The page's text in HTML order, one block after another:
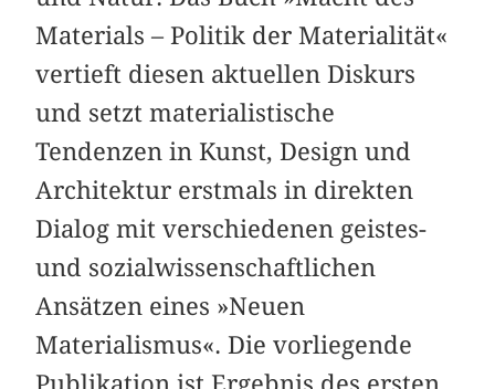
Materials – Politik der Materialität«
vertieft diesen aktuellen Diskurs
und setzt materialistische
Tendenzen in Kunst, Design und
Architektur erstmals in direkten
Dialog mit verschiedenen geistes-
und sozialwissenschaftlichen
Ansätzen eines »Neuen
Materialismus«. Die vorliegende
Publikation ist Ergebnis des ersten